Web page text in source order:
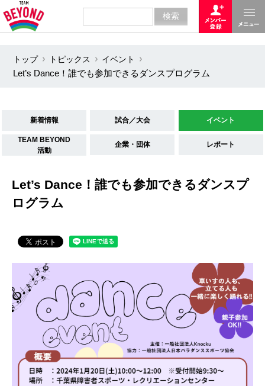
トップ トピックス
イベント
Let’s Dance！誰でも参加できるダンスプログラム
新着情報 試合／大会 イベント
TEAM BEYOND
活動
企業・団体 レポート
Let’s Dance！誰でも参加できるダンスプ
ログラム